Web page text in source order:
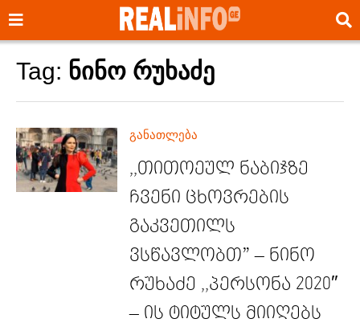
Tag: ნინო რუხაძე
განათლება
,,თითოეულ ნაბიჯზე
ჩვენი ცხოვრების
გაკვეთილს
ვსწავლობთ” – ნინო
რუხაძე ,,პერსონა 2020″
– ის ტიტულს მიიღებს